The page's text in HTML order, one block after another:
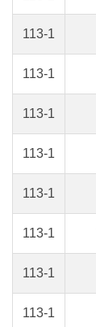
113-1
113-1
113-1
113-1
113-1
113-1
113-1
113-1